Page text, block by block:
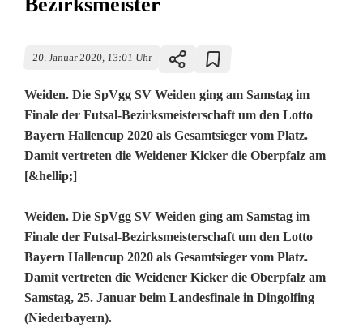
20. Januar 2020, 13:01 Uhr
Weiden. Die SpVgg SV Weiden ging am Samstag im
Finale der Futsal-Bezirksmeisterschaft um den Lotto
Bayern Hallencup 2020 als Gesamtsieger vom Platz.
Damit vertreten die Weidener Kicker die Oberpfalz am
[&hellip;]
S
p
V
g
Weiden. Die SpVgg SV Weiden ging am Samstag im
Finale der Futsal-Bezirksmeisterschaft um den Lotto
Bayern Hallencup 2020 als Gesamtsieger vom Platz.
Damit vertreten die Weidener Kicker die Oberpfalz am
Samstag, 25. Januar beim Landesfinale in Dingolfing
(Niederbayern).